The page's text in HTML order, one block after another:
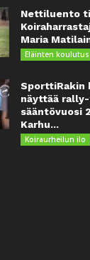
Nettiluento ti
Maria
Eläinten koulutus
SporttiRakin
näyttää
sääntövuosi
Karhu...
Koiraurheilun ilo